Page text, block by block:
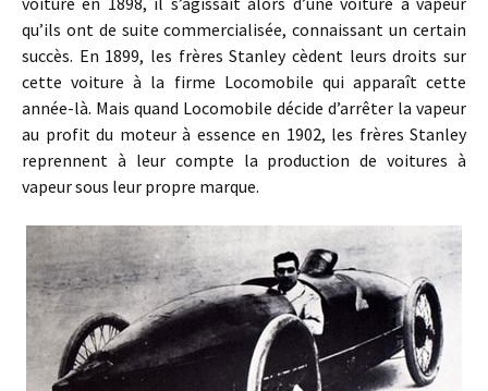
qu’ils ont de suite commercialisée, connaissant un certain
succès. En 1899, les frères Stanley cèdent leurs droits sur
cette voiture à la firme Locomobile qui apparaît cette
année-là. Mais quand Locomobile décide d’arrêter la vapeur
au profit du moteur à essence en 1902, les frères Stanley
reprennent à leur compte la production de voitures à
vapeur sous leur propre marque.